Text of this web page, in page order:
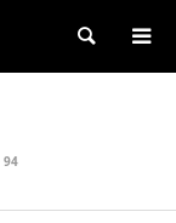
検索
94